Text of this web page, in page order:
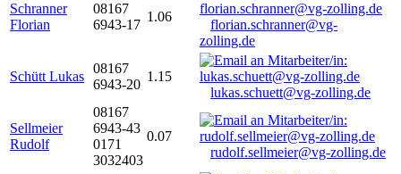
Schranner
Florian
08167
6943-17
1.06
florian.schranner@vg-
zolling.de
Schütt Lukas
08167
6943-20
1.15
lukas.schuett@vg-zolling.de
Sellmeier
Rudolf
08167
6943-43
0171
3032403
0.07
rudolf.sellmeier@vg-zolling.de